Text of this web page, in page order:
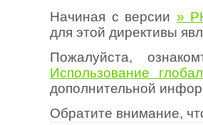
Начиная с версии »
для этой директивы
Пожалуйста,
Использование
дополнительной
Обратите внимание,